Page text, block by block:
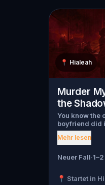
📍 Hialeah
Murder
the
You know the
boyfriend did
night, love
Bella
found dead
truth. Was it
Mehr lesen
Neuer Fall·
📍 Startet in